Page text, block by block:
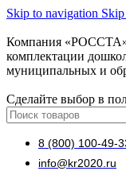
Skip to navigation
Компания
комплектации
муниципальных и
Сделайте выбор в
8 (800) 100-49-
info@kr2020.ru